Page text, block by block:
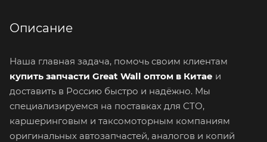
Описание
Наша главная задача, помочь своим клиентам
купить запчасти Great Wall оптом в Китае и
доставить в Россию быстро и надёжно. Мы
специализируемся на поставках для СТО,
каршеринговым и таксомоторным компаниям
оригинальных автозапчастей, аналогов и копий